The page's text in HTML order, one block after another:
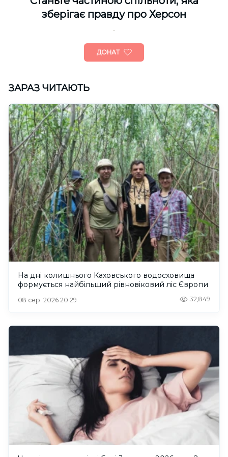
зберігає правду про Херсон
ДОНАТ
ЗАРАЗ ЧИТАЮТЬ
На дні колишнього Каховського водосховища
формується найбільший рівновіковий ліс Європи
08 сер. 2026 20:29 32,849